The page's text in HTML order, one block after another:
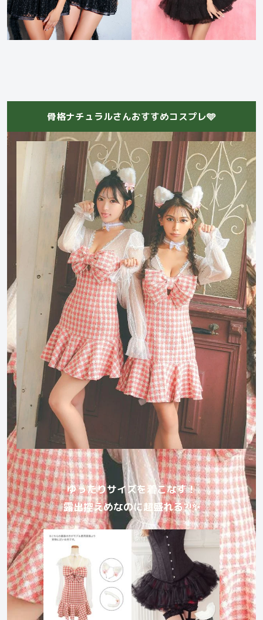
骨格ナチュラルさんおすすめコスプレ🩵
ゆったりサイズを着こなす！
露出控えめなのに超盛れる?!✨